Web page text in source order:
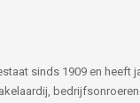
sinds 1909 en heeft